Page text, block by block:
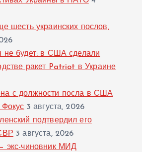
шесть украинских послов,
не будет: в США сделали
ракет Patriot в Украине
с должности посла в США
Фокус 3 августа, 2026
подтвердил его
3 августа, 2026
экс-чиновник МИД